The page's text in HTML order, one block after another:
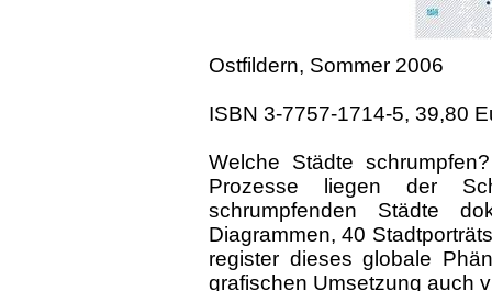
Ostfildern, Sommer 2006
ISBN 3-7757-1714-5, 39,80
Welche Städte
Prozesse liegen der
schrumpfenden Städte
Diagrammen, 40
register dieses globale
grafischen Umsetzung auch